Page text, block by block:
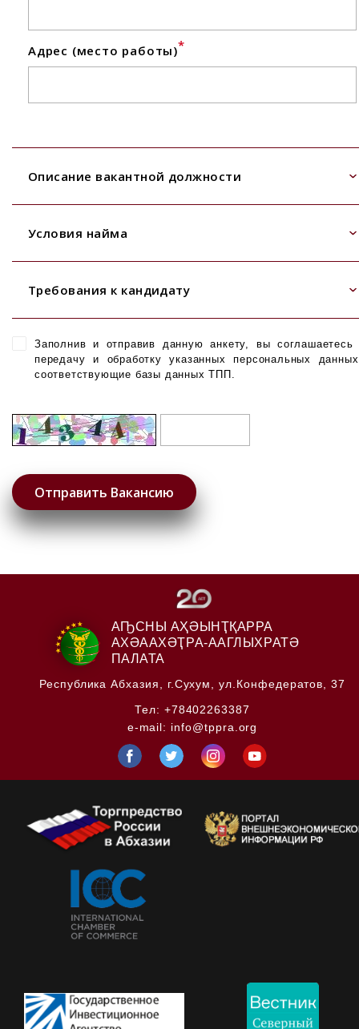
Адрес (место работы)*
Описание вакантной должности
Условия найма
Требования к кандидату
Заполнив и отправив данную анкету, вы соглашаетесь
передачу и обработку указанных персональных
соответствующие базы данных ТПП.
АҦСНЫ АҲӘЫНҬҚАРРА
АХӘААХӘҬРА-ААГЛЫХРАТӘ
ПАЛАТА
Республика Абхазия, г.Сухум, ул.Конфедератов, 37
Тел: +78402263387
e-mail: info@tppra.org